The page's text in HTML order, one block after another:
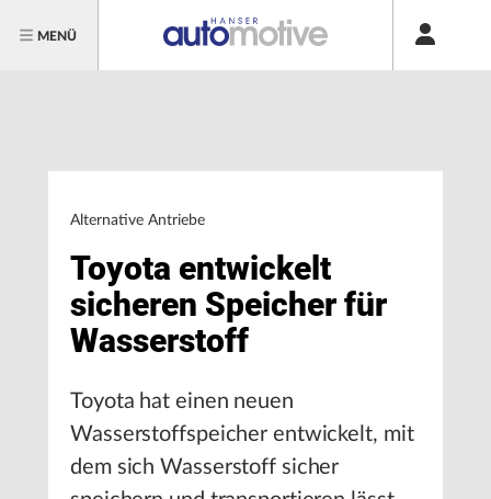
MENÜ
Alternative Antriebe
Toyota entwickelt
sicheren Speicher für
Wasserstoff
Toyota hat einen neuen
Wasserstoffspeicher entwickelt, mit
dem sich Wasserstoff sicher